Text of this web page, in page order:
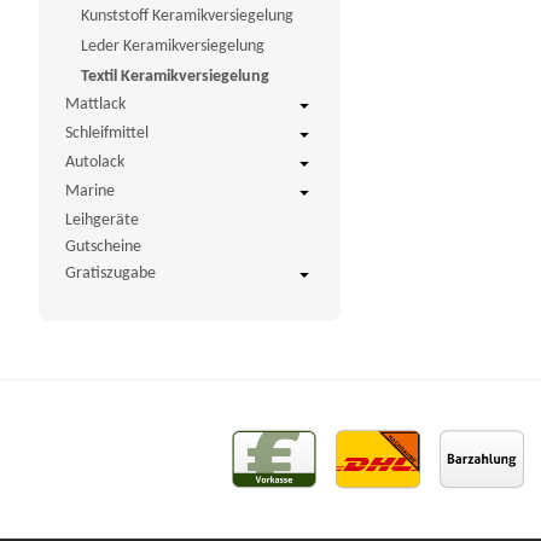
Kunststoff Keramikversiegelung
Leder Keramikversiegelung
Textil Keramikversiegelung
Mattlack
Schleifmittel
Autolack
Marine
Leihgeräte
Gutscheine
Gratiszugabe